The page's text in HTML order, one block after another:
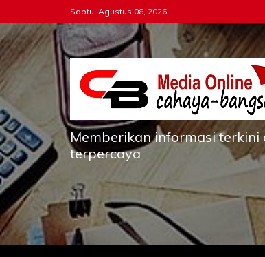
to
content
Sabtu, Agustus 08, 2026
Memberikan informasi terkini
terpercaya